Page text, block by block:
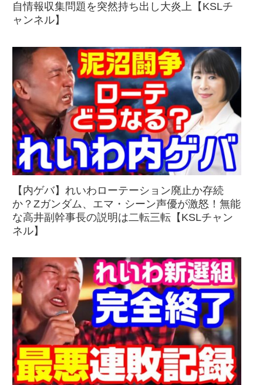
自情報収集問題を突然持ち出し大炎上【KSLチ
ャンネル】
【内ゲバ】れいわローテーション廃止か存続
か？Zガンダム、エマ・シーン声優が激怒！無能
な高井副幹事長の説明は二転三転【KSLチャン
ネル】